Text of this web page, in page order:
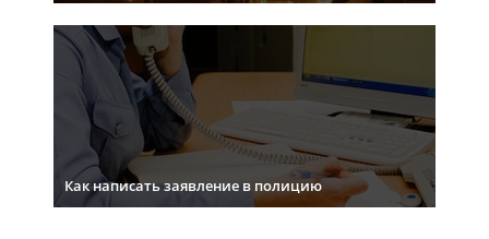
Как написать заявление в полицию